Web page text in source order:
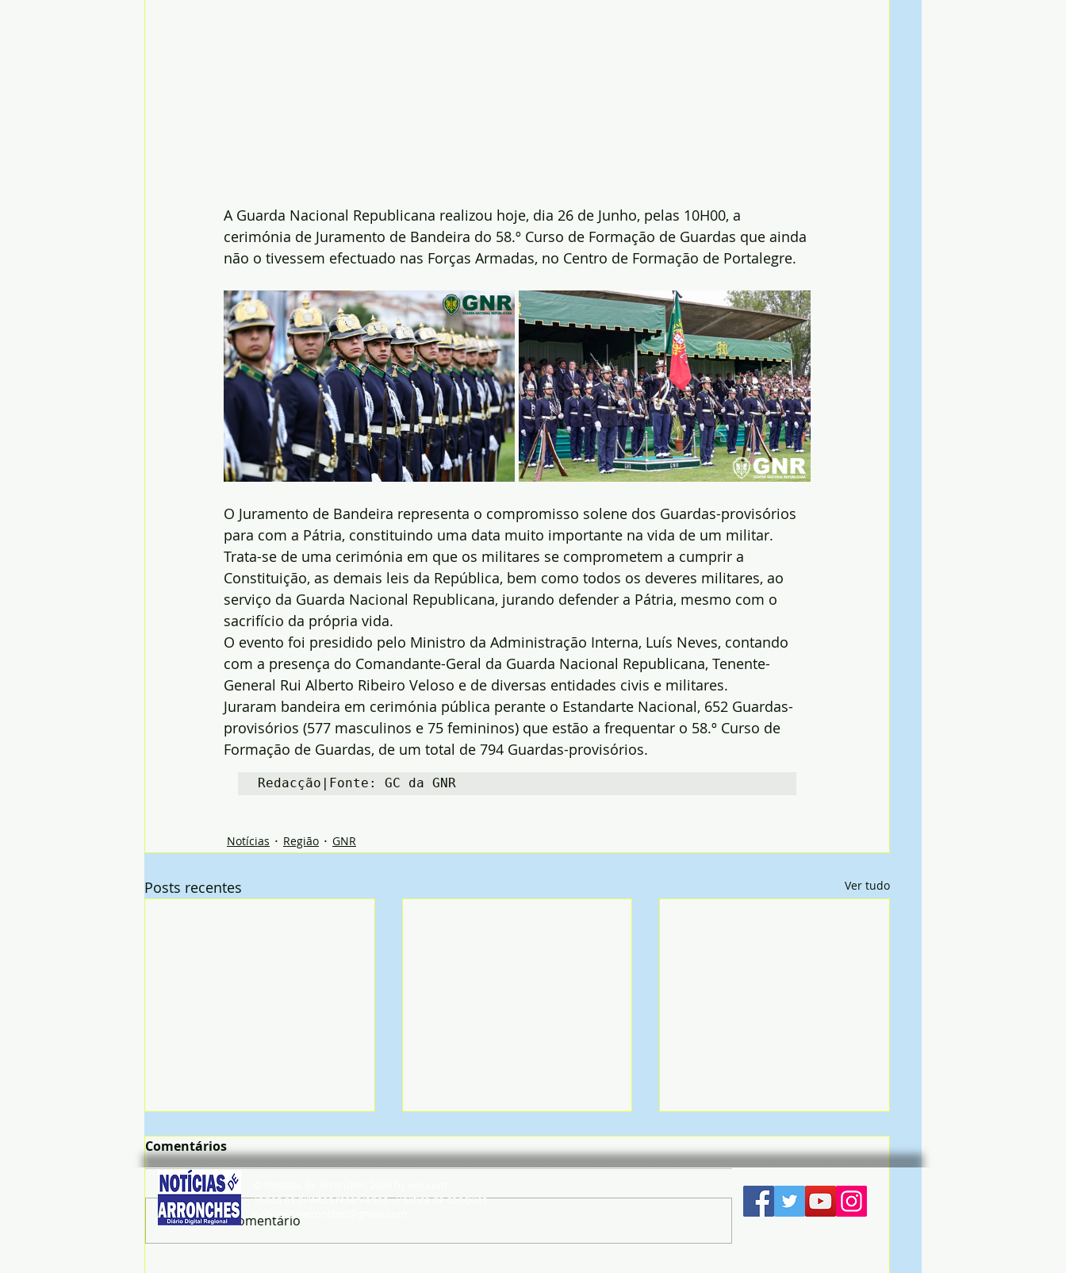
A Guarda Nacional Republicana realizou hoje, dia 26 de Junho, pelas 10H00, a
cerimónia de Juramento de Bandeira do 58.º Curso de Formação de Guardas que ainda
não o tivessem efectuado nas Forças Armadas, no Centro de Formação de Portalegre.
O Juramento de Bandeira representa o compromisso solene dos Guardas-provisórios
para com a Pátria, constituindo uma data muito importante na vida de um militar.
Trata-se de uma cerimónia em que os militares se comprometem a cumprir a
Constituição, as demais leis da República, bem como todos os deveres militares, ao
serviço da Guarda Nacional Republicana, jurando defender a Pátria, mesmo com o
sacrifício da própria vida.
O evento foi presidido pelo Ministro da Administração Interna, Luís Neves, contando
com a presença do Comandante-Geral da Guarda Nacional Republicana, Tenente-
General Rui Alberto Ribeiro Veloso e de diversas entidades civis e militares.
Juraram bandeira em cerimónia pública perante o Estandarte Nacional, 652 Guardas-
provisórios (577 masculinos e 75 femininos) que estão a frequentar o 58.º Curso de
Formação de Guardas, de um total de 794 Guardas-provisórios.
Redacção|Fonte: GC da GNR
Notícias Região GNR
Posts recentes Ver tudo
Comentários
Escreva um comentário
Todos os direitos reservados - Política de coockies
noticiasdearronches@gmail.com